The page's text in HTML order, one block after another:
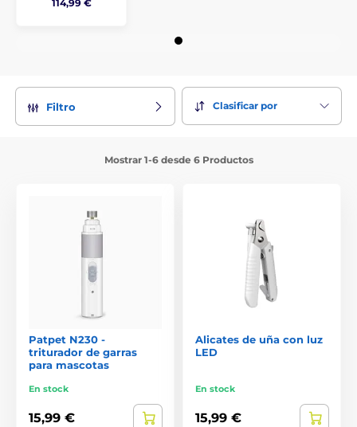
114,99 €
Filtro Clasificar por
Mostrar 1-6 desde 6 Productos
Patpet N230 -
triturador de garras
para mascotas
En stock
15,99 €
Alicates de uña con luz
LED
En stock
15,99 €